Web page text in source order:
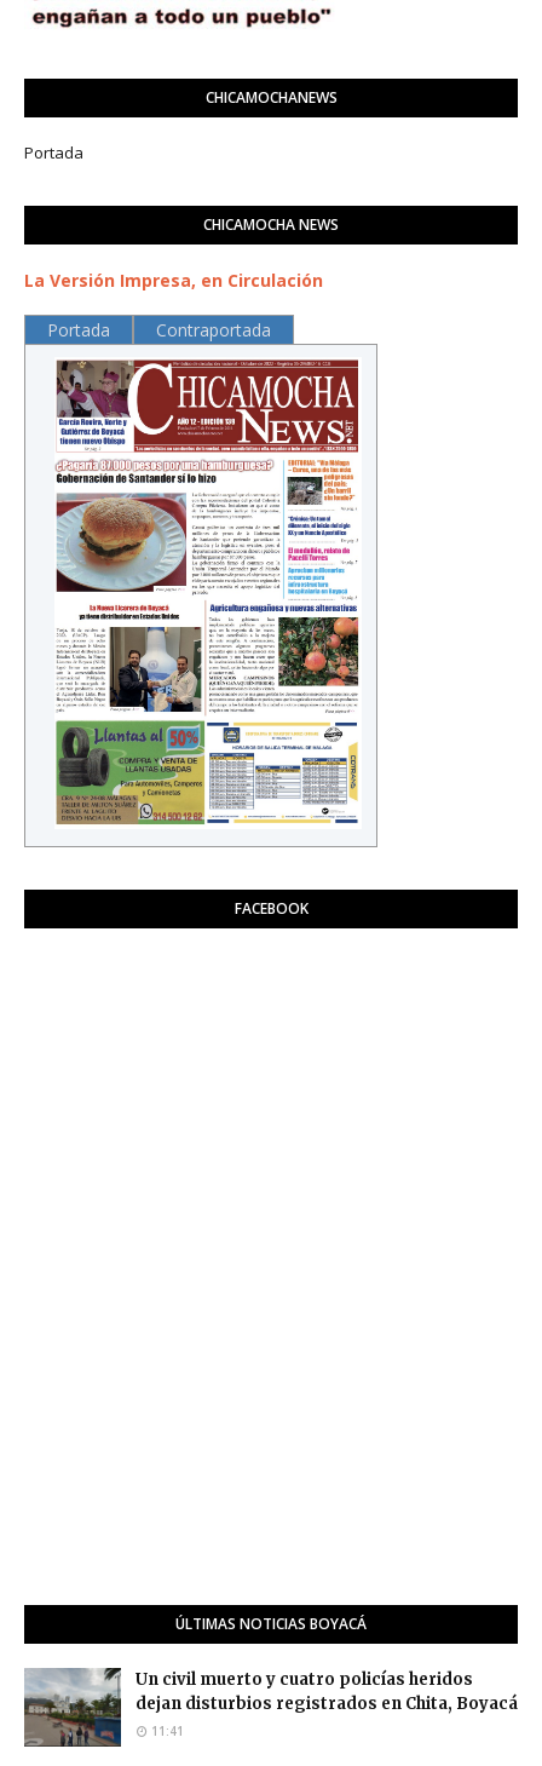
CHICAMOCHANEWS
Portada
CHICAMOCHA NEWS
La Versión Impresa, en Circulación
Portada Contraportada
FACEBOOK
ÚLTIMAS NOTICIAS BOYACÁ
Un civil muerto y cuatro policías heridos
dejan disturbios registrados en Chita, Boyacá
11:41